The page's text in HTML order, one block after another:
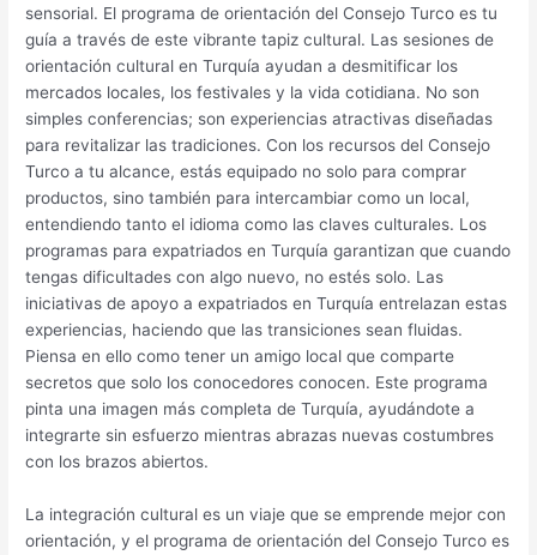
sensorial. El programa de orientación del Consejo Turco es tu
guía a través de este vibrante tapiz cultural. Las sesiones de
orientación cultural en Turquía ayudan a desmitificar los
mercados locales, los festivales y la vida cotidiana. No son
simples conferencias; son experiencias atractivas diseñadas
para revitalizar las tradiciones. Con los recursos del Consejo
Turco a tu alcance, estás equipado no solo para comprar
productos, sino también para intercambiar como un local,
entendiendo tanto el idioma como las claves culturales. Los
programas para expatriados en Turquía garantizan que cuando
tengas dificultades con algo nuevo, no estés solo. Las
iniciativas de apoyo a expatriados en Turquía entrelazan estas
experiencias, haciendo que las transiciones sean fluidas.
Piensa en ello como tener un amigo local que comparte
secretos que solo los conocedores conocen. Este programa
pinta una imagen más completa de Turquía, ayudándote a
integrarte sin esfuerzo mientras abrazas nuevas costumbres
con los brazos abiertos.
La integración cultural es un viaje que se emprende mejor con
orientación, y el programa de orientación del Consejo Turco es